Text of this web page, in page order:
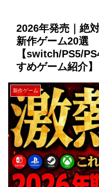
2026年発売｜絶
新作ゲーム20選
【switch/PS5/
すめゲーム紹介】
新作ゲーム